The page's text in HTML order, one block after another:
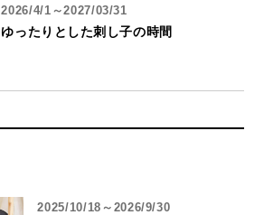
2026/4/1～2027/03/31
ゆったりとした刺し子の時間
2025/10/18～2026/9/30